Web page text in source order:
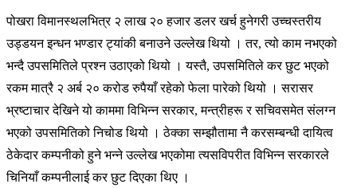
पोखरा विमानस्थलभित्र २ लाख २० हजार डलर खर्च हुनेगरी उच्चस्तरीय
उड्डयन इन्धन भण्डार ट्यांकी बनाउने उल्लेख थियो । तर, त्यो काम नभएको
भन्दै उपसमितिले प्रश्न उठाएको थियो । यस्तै, उपसमितिले कर छुट भएको
रकम मात्रै २ अर्ब २० करोड रुपैयाँ रहेको फेला पारेको थियो । सरासर
भ्रष्टाचार देखिने यो काममा विभिन्न सरकार, मन्त्रीहरू र सचिवसमेत संलग्न
भएको उपसमितिको निचोड थियो । ठेक्का सम्झौतामा नै करसम्बन्धी दायित्व
ठेकेदार कम्पनीको हुने भन्ने उल्लेख भएकोमा त्यसविपरीत विभिन्न सरकारले
चिनियाँ कम्पनीलाई कर छुट दिएका थिए ।